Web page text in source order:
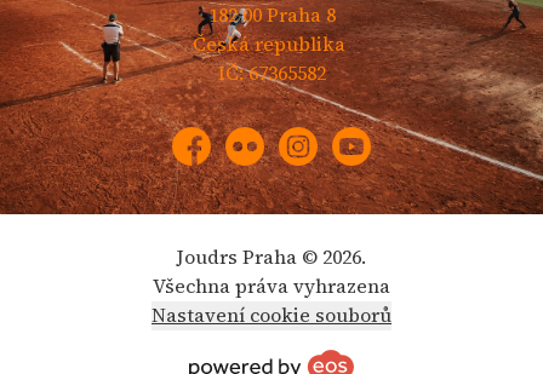
182 00 Praha 8
Česká republika
IČ: 67365582
Facebook
FlickrInstagramYouTube
Joudrs Praha © 2026.
Všechna práva vyhrazena
Nastavení cookie souborů